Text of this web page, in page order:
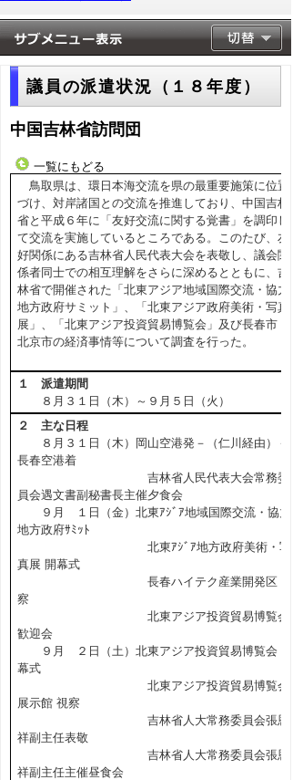
議員の派遣状況（１８年度）
中国吉林省訪問団
一覧にもどる
鳥取県は、環日本海交流を県の最重要施策に位置
づけ、対岸諸国との交流を推進しており、中国吉林
省と平成６年に「友好交流に関する覚書」を調印し
て交流を実施しているところである。このたび、友
好関係にある吉林省人民代表大会を表敬し、議会関
係者同士での相互理解をさらに深めるとともに、吉
林省で開催された「北東アジア地域国際交流・協力
地方政府サミット」、「北東アジア政府美術・写真
展」、「北東アジア投資貿易博覧会」及び長春市・
北京市の経済事情等について調査を行った。
１ 派遣期間
８月３１日（木）～９月５日（火）
２ 主な日程
８月３１日（木）岡山空港発－（仁川経由）－
長春空港着
吉林省人民代表大会常務委
員会遇文書副秘書長主催夕食会
９月 １日（金）北東ｱｼﾞｱ地域国際交流・協力
地方政府ｻﾐｯﾄ
北東ｱｼﾞｱ地方政府美術・写
真展 開幕式
長春ハイテク産業開発区 視
察
北東アジア投資貿易博覧会
歓迎会
９月 ２日（土）北東アジア投資貿易博覧会 開
幕式
北東アジア投資貿易博覧会
展示館 視察
吉林省人大常務委員会張恩
祥副主任表敬
吉林省人大常務委員会張恩
祥副主任主催昼食会